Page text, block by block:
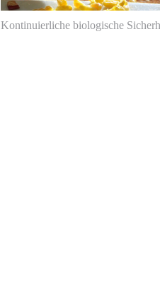
Kontinuierliche biologische